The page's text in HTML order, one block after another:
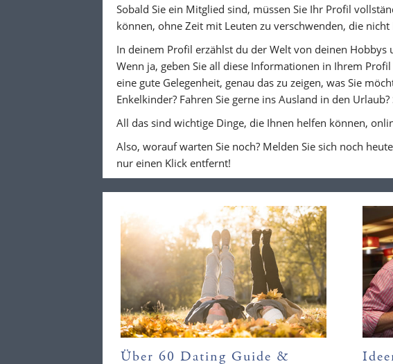
Sobald Sie ein Mitglied sind, müssen Sie Ihr Profil
können, ohne Zeit mit Leuten zu verschwenden, die nicht
In deinem Profil erzählst du der Welt von deinen Hobbys
Wenn ja, geben Sie all diese Informationen in Ihrem
eine gute Gelegenheit, genau das zu zeigen, was Sie
Enkelkinder? Fahren Sie gerne ins Ausland in den
All das sind wichtige Dinge, die Ihnen helfen können,
Also, worauf warten Sie noch? Melden Sie sich noch
nur einen Klick entfernt!
Über 60 Dating Guide &